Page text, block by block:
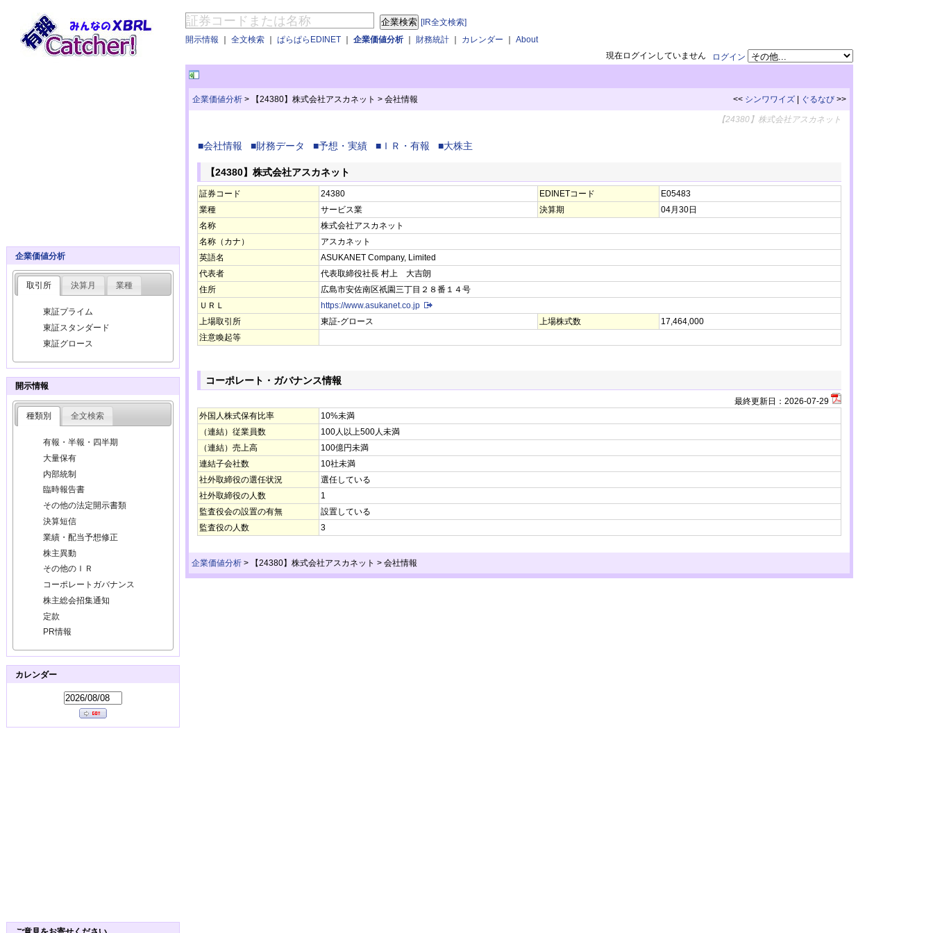
[IR全文検索]
開示情報 ｜ 全文検索 ｜ ぱらぱらEDINET ｜ 企業価値分析 ｜ 財務統計 ｜ カレンダー ｜ About
ログイン
現在ログインしていません
企業価値分析 > 【24380】株式会社アスカネット > 会社情報 << シンワワイズ ぐるなび >>
【24380】株式会社アスカネット
■会社情報 ■財務データ ■予想・実績 ■ＩＲ・有報 ■大株主
【24380】株式会社アスカネット
証券コード 24380 EDINETコード
E05483
業種
サービス業 決算期
04月30日
名称
株式会社アスカネット
名称（カナ）
アスカネット
英語名
ASUKANET Company, Limited
代表者
代表取締役社長 村上 大吉朗
住所
広島市安佐南区祇園三丁目２８番１４号
ＵＲＬ
https://www.asukanet.co.jp
上場取引所
東証-グロース 上場株式数
17,464,000
注意喚起等
コーポレート・ガバナンス情報
最終更新日： 2026-07-29
外国人株式保有比率
10%未満
（連結）従業員数
100人以上500人未満
（連結）売上高
100億円未満
連結子会社数
10社未満
社外取締役の選任状況
選任している
社外取締役の人数
1
監査役会の設置の有無
設置している
監査役の人数
3
企業価値分析 > 【24380】株式会社アスカネット > 会社情報
企業価値分析
取引所 決算月 業種
東証プライム
東証スタンダード
東証グロース
開示情報
種類別 全文検索
有報・半報・四半期
大量保有
内部統制
臨時報告書
その他の法定開示書類
決算短信
業績・配当予想修正
株主異動
その他のＩＲ
コーポレートガバナンス
株主総会招集通知
定款
PR情報
カレンダー